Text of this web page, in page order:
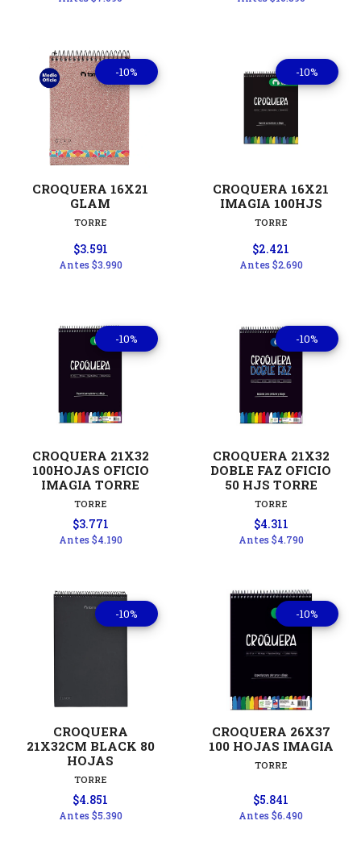
-10%
CROQUERA 16X21
GLAM
TORRE
$3.591
Antes$3.990
-10%
CROQUERA 16X21
IMAGIA 100HJS
TORRE
$2.421
Antes$2.690
-10%
CROQUERA 21X32
100HOJAS OFICIO
IMAGIA TORRE
TORRE
$3.771
Antes$4.190
-10%
CROQUERA 21X32
DOBLE FAZ OFICIO
50 HJS TORRE
TORRE
$4.311
Antes$4.790
-10%
CROQUERA
21X32CM BLACK 80
HOJAS
TORRE
$4.851
Antes$5.390
-10%
CROQUERA 26X37
100 HOJAS IMAGIA
TORRE
$5.841
Antes$6.490